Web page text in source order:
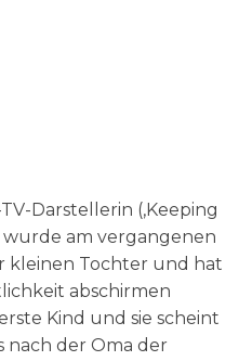
Darstellerin (‚Keeping
wurde am vergangenen
kleinen Tochter und hat
abschirmen
Kind und sie scheint
nach der Oma der